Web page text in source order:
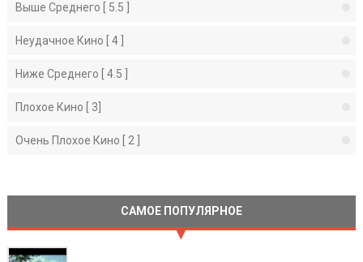
Выше Среднего [ 5.5 ]
Неудачное Кино [ 4 ]
Ниже Среднего [ 4.5 ]
Плохое Кино [ 3]
Очень Плохое Кино [ 2 ]
САМОЕ ПОПУЛЯРНОЕ